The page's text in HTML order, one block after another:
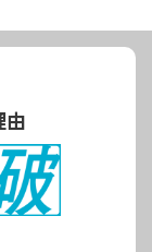
由